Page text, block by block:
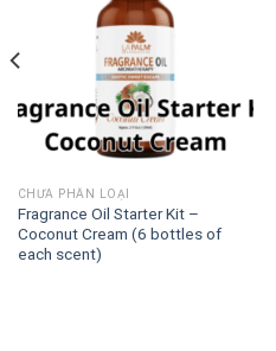
CHƯA PHÂN LOẠI
Fragrance Oil Starter Kit –
Coconut Cream (6 bottles of
each scent)